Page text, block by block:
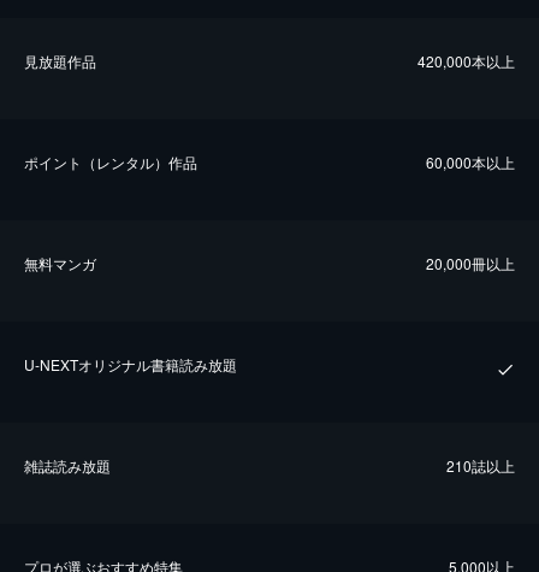
⾒放題作品 420,000本以上
ポイント（レンタル）作品 60,000本以上
無料マンガ 20,000冊以上
U-NEXTオリジナル書籍読み放題
雑誌読み放題 210誌以上
プロが選ぶおすすめ特集 5,000以上